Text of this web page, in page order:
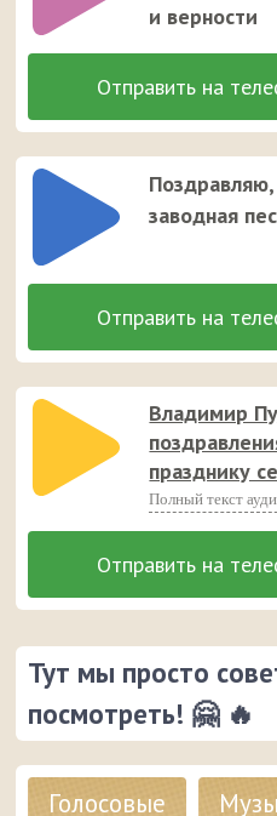
и верности
заводная
Владимир
празднику
Полный текст
Тут мы просто
посмотреть! 🤗 🔥
Голосовые